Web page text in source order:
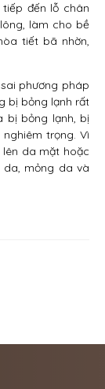
đến lỗ chân
làm cho bề
tiết bã nhờn,
phương pháp
bị bỏng lạnh rất
bị bỏng lạnh, bị
trọng. Vì
da mặt hoặc
mỏng da và